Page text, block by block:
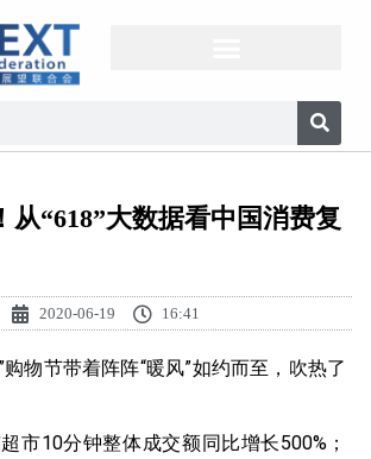
从“618”大数据看中国消费复
2020-06-19 16:41
购物节带着阵阵“暖风”如约而至，吹热了
市10分钟整体成交额同比增长500%；